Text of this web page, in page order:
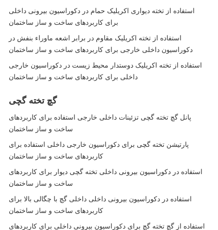
استفاده از تخته دیواری اکریلیک حمام در دکوراسیون بیرونی داخلی
برای کاربردهای ساخت و ساز ساختمان
استفاده از تخته اکریلیک مقاوم در برابر اشعه ماوراء بنفش در
دکوراسیون داخلی خارجی برای کاربردهای ساخت و ساز ساختمان
استفاده از تخته اکریلیک دوستدار محیط زیست در دکوراسیون خارجی
داخلی برای کاربردهای ساخت و ساز ساختمان
گچ تخته گچی
پانل گچ تخته گچی تزئینات داخلی خارجی استفاده برای کاربردهای
ساخت و ساز ساختمان
پارتیشن تخته گچی برای دکوراسیون خارجی داخلی استفاده برای
کاربردهای ساخت و ساز ساختمان
استفاده در دکوراسیون بیرونی داخلی تخته گچی دیوار برای کاربردهای
ساخت و ساز ساختمان
استفاده در دکوراسیون بیرونی داخلی داخلی گچ با چگالی بالا برای
کاربردهای ساخت و ساز ساختمان
استفاده از گچ تخته گچ برای دکوراسیون بیرونی داخلی برای کاربردهای